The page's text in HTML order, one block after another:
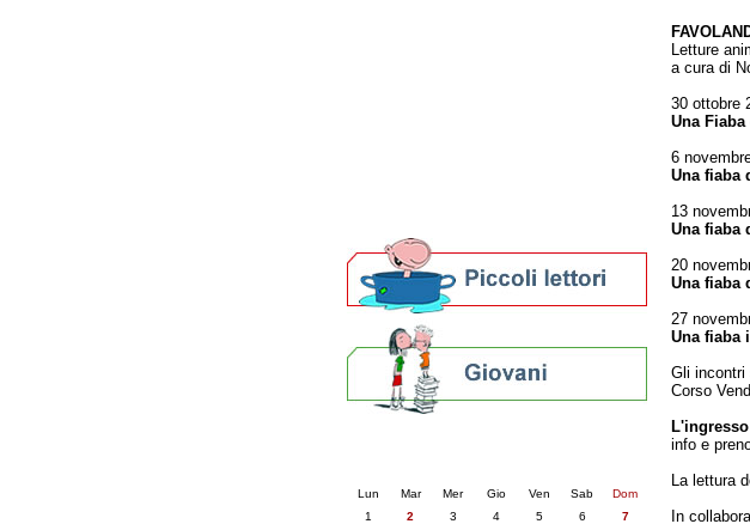
Letture
a cura di
30 ottobre
Una
6
Una fiaba
13
Una fiaba
20
Una fiaba
27
Una fiaba
Gli incontri
Corso
info e
La lettura
In
Lun Mar Mer Gio Ven Sab
Dom
1
2 3 4 5 6 7